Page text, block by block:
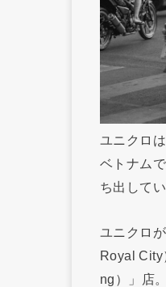
ユニクロ
ベトナム
ち出してい
ユニクロ
Royal City
ng）」店